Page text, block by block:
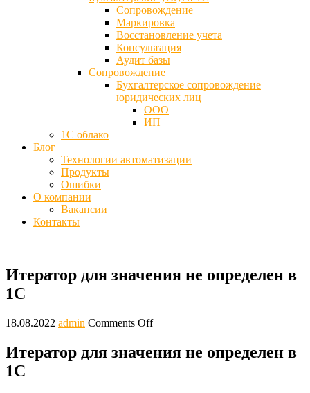
Сопровождение
Маркировка
Восстановление учета
Консультация
Аудит базы
Cопровождение
Бухгалтерское сопровождение
юридических лиц
ООО
ИП
1С облако
Блог
Технологии автоматизации
Продукты
Ошибки
О компании
Вакансии
Контакты
Итератор для значения не определен в
1С
18.08.2022 admin Comments Off
Итератор для значения не определен в
1С